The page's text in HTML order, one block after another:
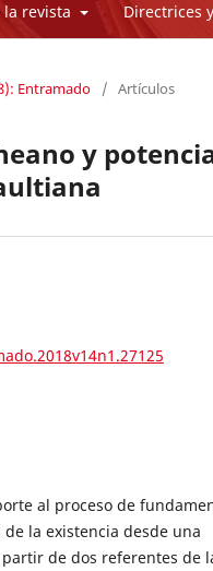
la revista Directrices
Entramado / Artículos
y
al proceso de
la existencia desde una
de dos referentes de